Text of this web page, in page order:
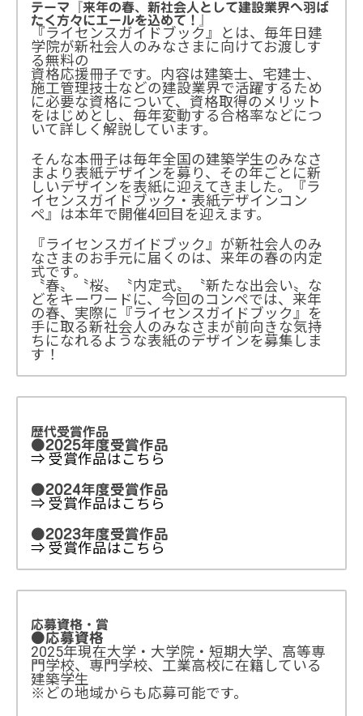
テーマ『来年の春、新社会人として建設業界へ羽ば
たく方々にエールを込めて！』
『ライセンスガイドブック』とは、毎年日建
学院が新社会人のみなさまに向けてお渡しす
る無料の
資格応援冊子です。内容は建築士、宅建士、
施工管理技士などの建設業界で活躍するため
に必要な資格について、資格取得のメリット
をはじめとし、毎年変動する合格率などにつ
いて詳しく解説しています。
そんな本冊子は毎年全国の建築学生のみなさ
まより表紙デザインを募り、その年ごとに新
しいデザインを表紙に迎えてきました。『ラ
イセンスガイドブック・表紙デザインコン
ペ』は本年で開催4回目を迎えます。
『ライセンスガイドブック』が新社会人のみ
なさまのお手元に届くのは、来年の春の内定
式です。
〝春〟〝桜〟〝内定式〟〝新たな出会い〟な
どをキーワードに、今回のコンペでは、来年
の春、実際に『ライセンスガイドブック』を
手に取る新社会人のみなさまが前向きな気持
ちになれるような表紙のデザインを募集しま
す！
歴代受賞作品
●2025年度受賞作品
⇒ 受賞作品はこちら
●2024年度受賞作品
⇒ 受賞作品はこちら
●2023年度受賞作品
⇒ 受賞作品はこちら
応募資格・賞
●応募資格
2025年現在大学・大学院・短期大学、高等専
門学校、専門学校、工業高校に在籍している
建築学生
※どの地域からも応募可能です。